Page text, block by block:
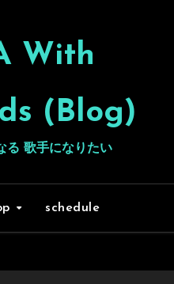
With
(Blog)
る 歌手になりたい
schedule